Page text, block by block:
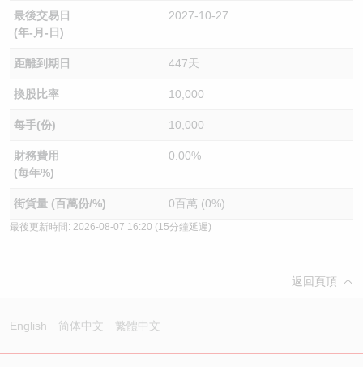
最後交易日
(年-月-日)
2027-10-27
距離到期日 447天
換股比率 10,000
每手(份) 10,000
財務費用
(每年%)
0.00%
街貨量 (百萬份/%) 0百萬 (0%)
最後更新時間: 2026-08-07 16:20 (15分鐘延遲)
返回頁頂
English 简体中文 繁體中文